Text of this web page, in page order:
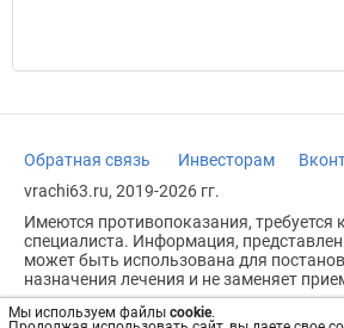
Мы используем файлы cookie.
Обратная связь Инвесторам
vrachi63.ru, 2019-2026 гг.
Имеются противопоказания, требуется
специалиста. Информация,
может быть использована для
назначения лечения и не заменяет
Возрастное ограничение: 18+